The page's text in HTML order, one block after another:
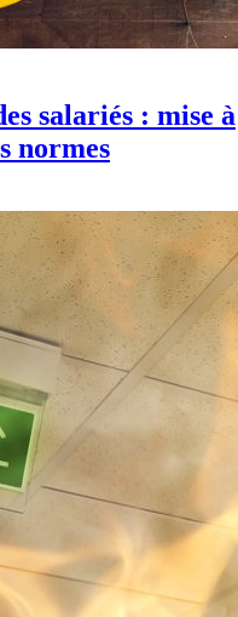
salariés : mise à
normes